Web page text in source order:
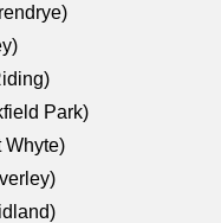
Park)
Whyte)